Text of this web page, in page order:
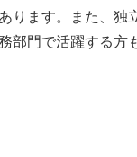
ります。また、独
部門で活躍する方